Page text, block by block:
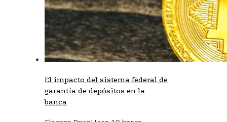
El impacto del sistema federal de
garantía de depósitos en la
banca